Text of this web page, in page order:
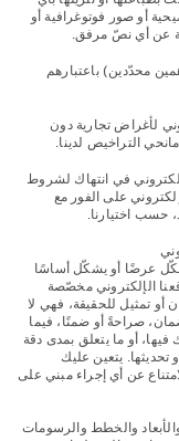
أو صور فوتوغرافية أو
عن أي نصّ مرفق.
محدّدين) باعتبارهم
لأغراض تجارية دون
التراخيص لدينا.
في انتهاك لشروط
على الفور مع
حسب اختيارنا.
عرضًا أو يشكّل أساسًا
الإلكتروني مخصّصة
أو تمثيل للحقيقة، فهي لا
صراحةً أو ضمنًا، فيما
أو ما يتعلق بمدى دقة
تحديثها. يتعين عليك
عن أي إجراء مبني على
والخطط والرسومات